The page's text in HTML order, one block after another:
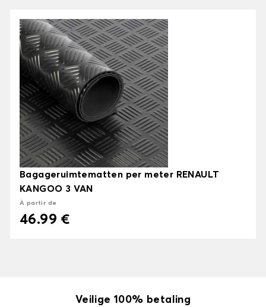
Bagageruimtematten per meter RENAULT
KANGOO 3 VAN
À partir de
46.99 €
Veilige 100% betaling